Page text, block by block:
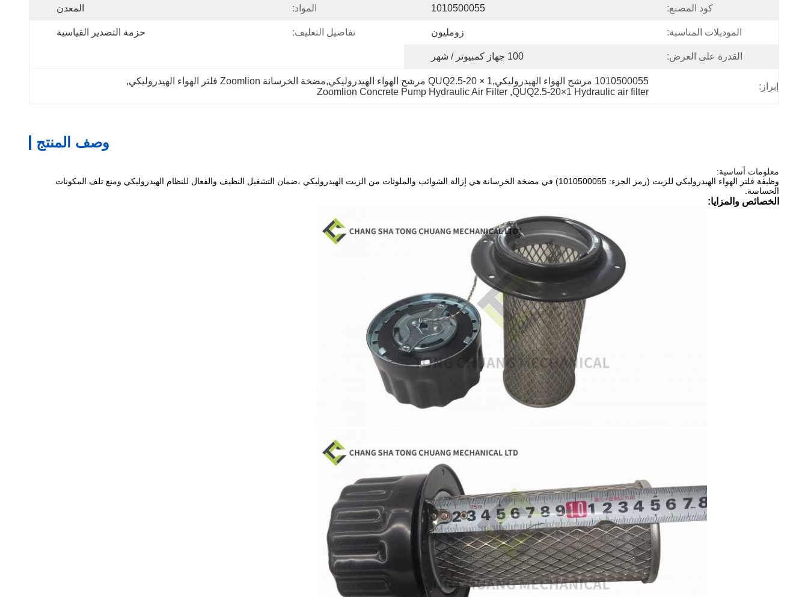
كود المصنع: 1010500055 المواد: المعدن
الموديلات المناسبة: زومليون تفاصيل التغليف: حزمة التصدير القياسية
القدرة على العرض: 100 جهاز كمبيوتر / شهر
إبراز:
1010500055 مرشح الهواء الهيدروليكي,QUQ2.5-20 × 1 مرشح الهواء الهيدروليكي,مضخة الخرسانة Zoomlion فلتر الهواء الهيدروليكي
,
QUQ2.5-20×1 Hydraulic air filter
,
Zoomlion Concrete Pump Hydraulic Air Filter
وصف المنتج
معلومات أساسية:
وظيفة فلتر الهواء الهيدروليكي للزيت (رمز الجزء: 1010500055) في مضخة الخرسانة هي إزالة الشوائب والملوثات من الزيت الهيدروليكي ،ضمان التشغيل النظيف والفعال للنظام الهيدروليكي ومنع تلف المكونات
الحساسة.
الخصائص والمزايا: